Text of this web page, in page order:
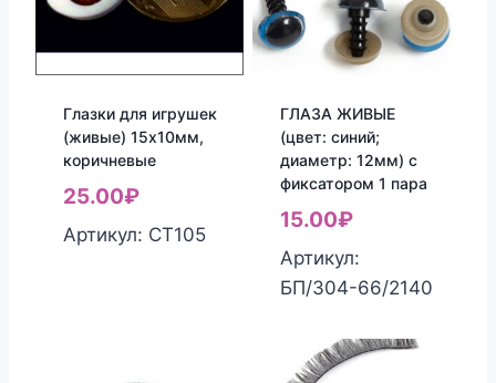
Глазки для игрушек
(живые) 15х10мм,
коричневые
25.00₽
Артикул: СТ105
ГЛАЗА ЖИВЫЕ
(цвет: синий;
диаметр: 12мм) с
фиксатором 1 пара
15.00₽
Артикул:
БП/304-66/2140